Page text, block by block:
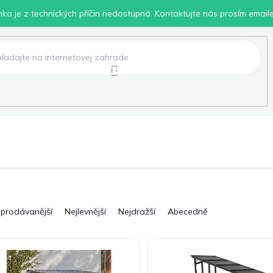
je z technických příčin nedostupná. Kontaktujte nás prosím
Nejlevnější Nejdražší Abecedně